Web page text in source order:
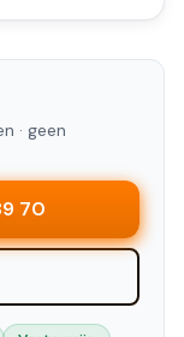
· geen
70